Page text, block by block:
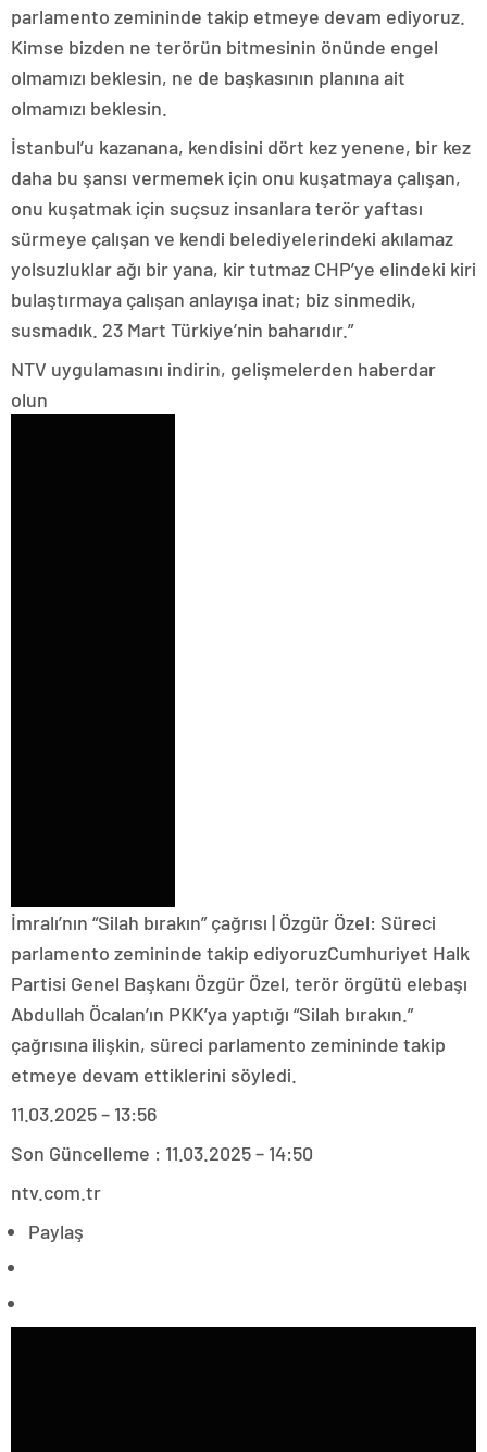
parlamento zemininde takip etmeye devam ediyoruz.
Kimse bizden ne terörün bitmesinin önünde engel
olmamızı beklesin, ne de başkasının planına ait
olmamızı beklesin.
İstanbul’u kazanana, kendisini dört kez yenene, bir kez
daha bu şansı vermemek için onu kuşatmaya çalışan,
onu kuşatmak için suçsuz insanlara terör yaftası
sürmeye çalışan ve kendi belediyelerindeki akılamaz
yolsuzluklar ağı bir yana, kir tutmaz CHP’ye elindeki kiri
bulaştırmaya çalışan anlayışa inat; biz sinmedik,
susmadık. 23 Mart Türkiye’nin baharıdır.”
NTV uygulamasını indirin, gelişmelerden haberdar
olun
İmralı’nın “Silah bırakın” çağrısı | Özgür Özel: Süreci
parlamento zemininde takip ediyoruzCumhuriyet Halk
Partisi Genel Başkanı Özgür Özel, terör örgütü elebaşı
Abdullah Öcalan’ın PKK’ya yaptığı “Silah bırakın.”
çağrısına ilişkin, süreci parlamento zemininde takip
etmeye devam ettiklerini söyledi.
11.03.2025 – 13:56
Son Güncelleme : 11.03.2025 – 14:50
ntv.com.tr
Paylaş